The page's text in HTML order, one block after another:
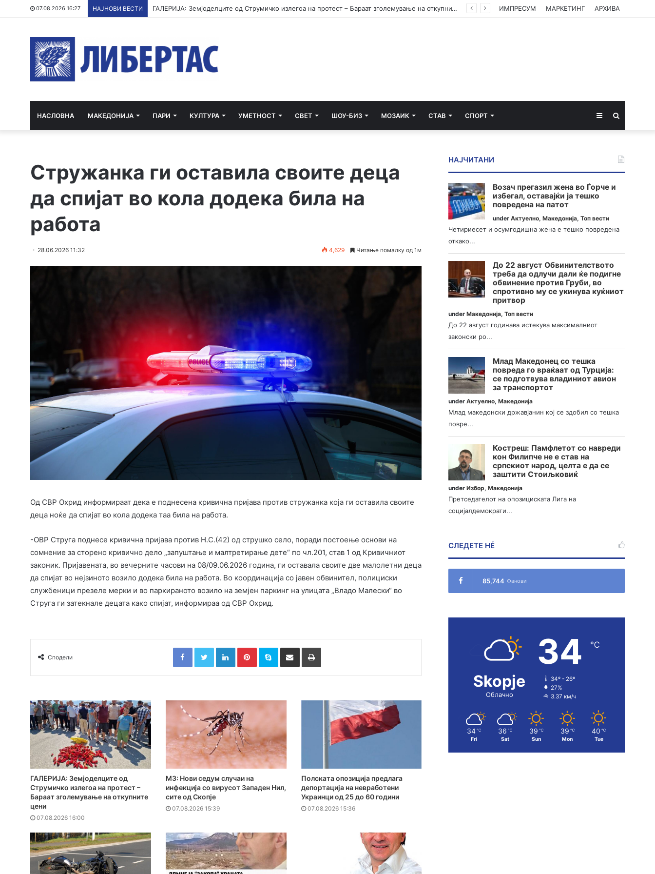
07.08.2026 16:27 НАЈНОВИ ВЕСТИ ГАЛЕРИЈА: Земјоделците од Струмичко излегоа на протест – Бараат зголемување на откупните цени ИМПРЕСУМ МАРКЕТИНГ АРХИВА
НАСЛОВНА МАКЕДОНИЈА ПАРИ КУЛТУРА УМЕТНОСТ СВЕТ ШОУ-БИЗ МОЗАИК СТАВ СПОРТ Sidebar
Стружанка ги оставила своите деца
да спијат во кола додека била на
работа
28.06.2026 11:32 4,629 Читање помалку од 1м
Од СВР Охрид информираат дека е поднесена кривична пријава против стружанка која ги оставила своите
деца ноќе да спијат во кола додека таа била на работа.
-ОВР Струга поднесе кривична пријава против Н.С.(42) од струшко село, поради постоење основи на
сомнение за сторено кривично дело „запуштање и малтретирање дете“ по чл.201, став 1 од Кривичниот
законик. Пријавената, во вечерните часови на 08/09.06.2026 година, ги оставала своите две малолетни деца
да спијат во нејзиното возило додека била на работа. Во координација со јавен обвинител, полициски
службеници презеле мерки и во паркираното возило на земјен паркинг на улицата „Владо Малески“ во
Струга ги затекнале децата како спијат, информираа од СВР Охрид.
Сподели
FacebookTwitterLinkedInPinterestSkype Сподели преку Е-маил Испринтај
ГАЛЕРИЈА: Земјоделците од
Струмичко излегоа на протест –
Бараат зголемување на откупните
цени
07.08.2026 16:00
МЗ: Нови седум случаи на
инфекција со вирусот Западен Нил,
сите од Скопје
07.08.2026 15:39
Полската опозиција предлага
депортација на невработени
Украинци од 25 до 60 години
07.08.2026 15:36
НАЈЧИТАНИ
Возач прегазил жена во Ѓорче и
избегал, оставајќи ја тешко
повредена на патот
underАктуелно,Македонија,Топ вести
Четириесет и осумгодишна жена е тешко повредена
откако...
До 22 август Обвинителството
треба да одлучи дали ќе подигне
обвинение против Груби, во
спротивно му се укинува куќниот
притвор
underМакедонија,Топ вести
До 22 август годинава истекува максималниот
законски ро...
Млад Македонец со тешка
повреда го враќаат од Турција:
се подготвува владиниот авион
за транспортот
underАктуелно,Македонија
Млад македонски државјанин кој се здобил со тешка
повре...
Костреш: Памфлетот со навреди
кон Филипче не е став на
српскиот народ, целта е да се
заштити Стоиљковиќ
underИзбор,Македонија
Претседателот на опозициската Лига на
социјалдемократи...
СЛЕДЕТЕ НÉ
85,744 Фанови
Skopje
Облачно
34 ℃
34º - 26º
27%
3.37 км/ч
34 ℃
Fri
36 ℃
Sat
39 ℃
Sun
39 ℃
Mon
40 ℃
Tue